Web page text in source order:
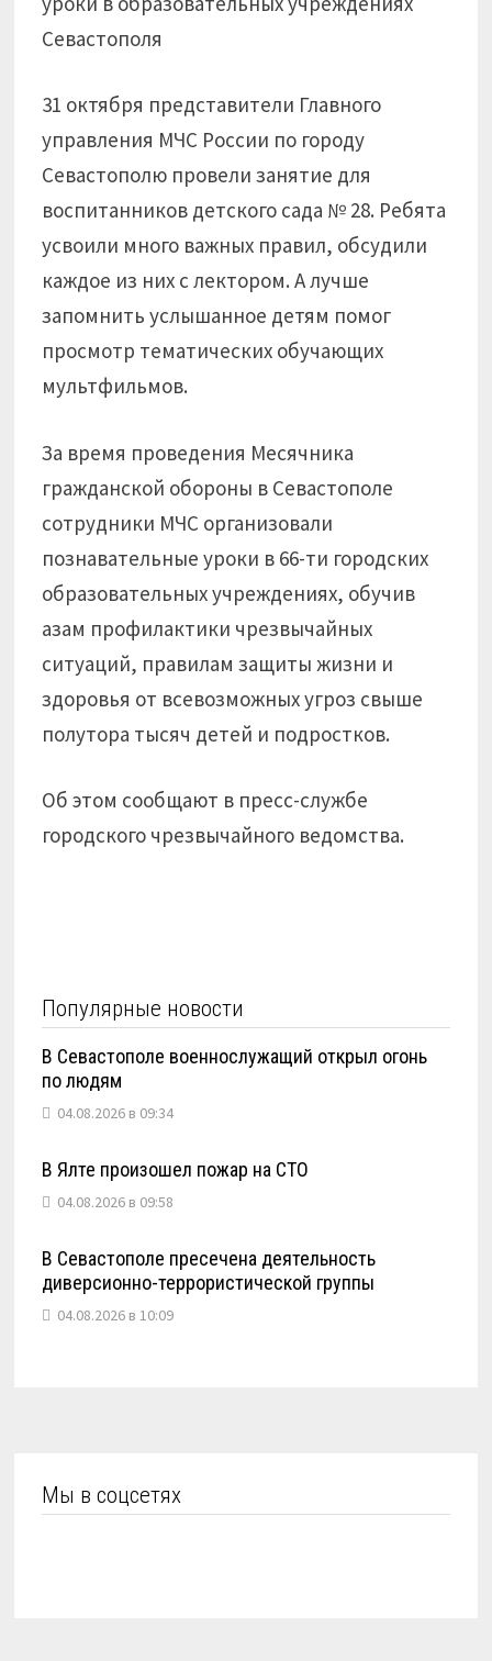
31 октября представители Главного
управления МЧС России по городу
Севастополю провели занятие для
воспитанников детского сада № 28. Ребята
усвоили много важных правил, обсудили
каждое из них с лектором. А лучше
запомнить услышанное детям помог
просмотр тематических обучающих
мультфильмов.
За время проведения Месячника
гражданской обороны в Севастополе
сотрудники МЧС организовали
познавательные уроки в 66-ти городских
образовательных учреждениях, обучив
азам профилактики чрезвычайных
ситуаций, правилам защиты жизни и
здоровья от всевозможных угроз свыше
полутора тысяч детей и подростков.
Об этом сообщают в пресс-службе
городского чрезвычайного ведомства.
Популярные новости
В Севастополе военнослужащий открыл огонь
по людям
04.08.2026 в 09:34
В Ялте произошел пожар на СТО
04.08.2026 в 09:58
В Севастополе пресечена деятельность
диверсионно-террористической группы
04.08.2026 в 10:09
Мы в соцсетях